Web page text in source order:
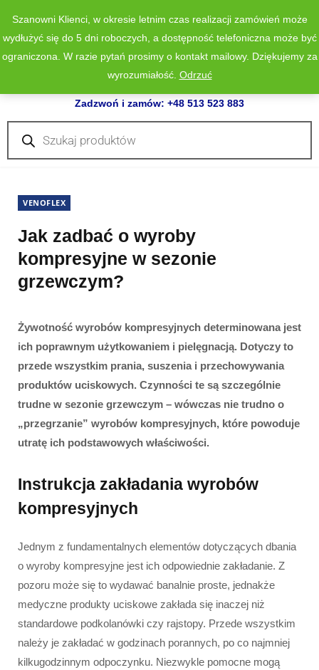
Zadzwoń i zamów: +48 513 523 883
Wyszukiwarka
produktów
VENOFLEX
Jak zadbać o wyroby
kompresyjne w sezonie
grzewczym?
Żywotność wyrobów kompresyjnych determinowana jest
ich poprawnym użytkowaniem i pielęgnacją. Dotyczy to
przede wszystkim prania, suszenia i przechowywania
produktów uciskowych. Czynności te są szczególnie
trudne w sezonie grzewczym – wówczas nie trudno o
„przegrzanie” wyrobów kompresyjnych, które powoduje
utratę ich podstawowych właściwości.
Instrukcja zakładania wyrobów
kompresyjnych
Jednym z fundamentalnych elementów dotyczących dbania
o wyroby kompresyjne jest ich odpowiednie zakładanie. Z
pozoru może się to wydawać banalnie proste, jednakże
medyczne produkty uciskowe zakłada się inaczej niż
standardowe podkolanówki czy rajstopy. Przede wszystkim
należy je zakładać w godzinach porannych, po co najmniej
kilkugodzinnym odpoczynku. Niezwykle pomocne mogą
Szanowni Klienci, w okresie letnim czas realizacji zamówień może
wydłużyć się do 5 dni roboczych, a dostępność telefoniczna może być
ograniczona. W razie pytań prosimy o kontakt mailowy. Dziękujemy za
wyrozumiałość. Odrzuć